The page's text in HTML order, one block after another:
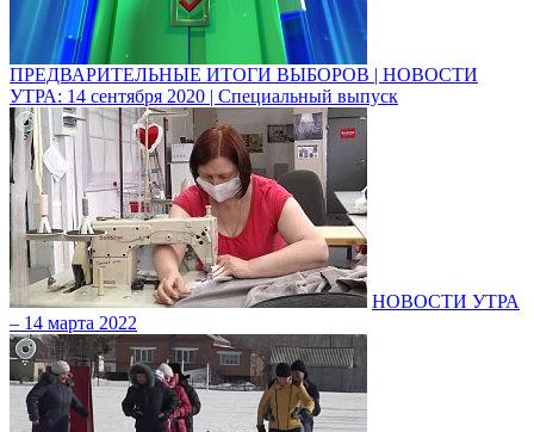
ПРЕДВАРИТЕЛЬНЫЕ ИТОГИ ВЫБОРОВ | НОВОСТИ
УТРА: 14 сентября 2020 | Специальный выпуск
НОВОСТИ УТРА
– 14 марта 2022